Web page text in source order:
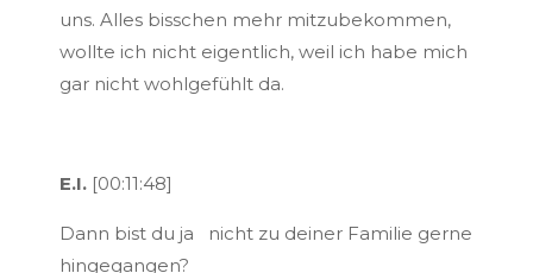
uns. Alles bisschen mehr mitzubekommen,
wollte ich nicht eigentlich, weil ich habe mich
gar nicht wohlgefühlt da.
E.I. [00:11:48]
Dann bist du ja nicht zu deiner Familie gerne
hingegangen?